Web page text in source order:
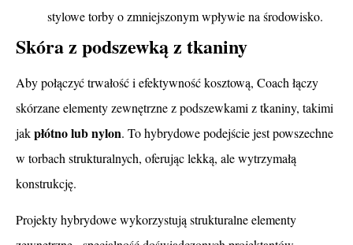
stylowe torby o zmniejszonym wpływie na środowisko.
Skóra z podszewką z tkaniny
Aby połączyć trwałość i efektywność kosztową, Coach łączy
skórzane elementy zewnętrzne z podszewkami z tkaniny, takimi
jakpłótno lub nylon. To hybrydowe podejście jest powszechne
w torbach strukturalnych, oferując lekką, ale wytrzymałą
konstrukcję.
Projekty hybrydowe wykorzystują strukturalne elementy